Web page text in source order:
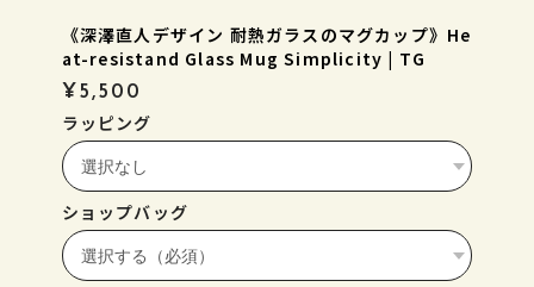
《深澤直人デザイン 耐熱ガラスのマグカップ》He
at-resistand Glass Mug Simplicity | TG
¥5,500
ラッピング
ショップバッグ